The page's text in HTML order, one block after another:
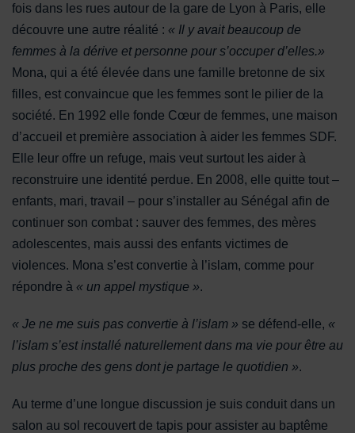
fois dans les rues autour de la gare de Lyon à Paris, elle
découvre une autre réalité : « Il y avait beaucoup de
femmes à la dérive et personne pour s’occuper d’elles.»
Mona, qui a été élevée dans une famille bretonne de six
filles, est convaincue que les femmes sont le pilier de la
société. En 1992 elle fonde Cœur de femmes, une maison
d’accueil et première association à aider les femmes SDF.
Elle leur offre un refuge, mais veut surtout les aider à
reconstruire une identité perdue. En 2008, elle quitte tout –
enfants, mari, travail – pour s’installer au Sénégal afin de
continuer son combat : sauver des femmes, des mères
adolescentes, mais aussi des enfants victimes de
violences. Mona s’est convertie à l’islam, comme pour
répondre à « un appel mystique ».
« Je ne me suis pas convertie à l’islam » se défend-elle, «
l’islam s’est installé naturellement dans ma vie pour être au
plus proche des gens dont je partage le quotidien ».
Au terme d’une longue discussion je suis conduit dans un
salon au sol recouvert de tapis pour assister au baptême